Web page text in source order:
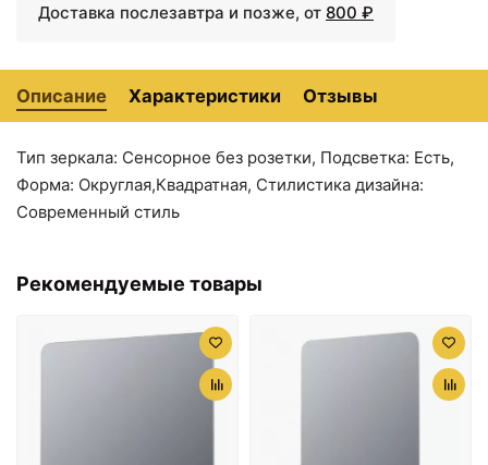
9310 ₽
сенсорным
выключателем
Доставка послезавтра и позже, от 800 ₽
Описание Характеристики Отзывы
Тип зеркала: Сенсорное без розетки, Подсветка: Есть,
Форма: Округлая,Квадратная, Стилистика дизайна:
Современный стиль
Рекомендуемые товары